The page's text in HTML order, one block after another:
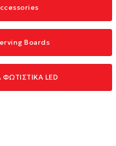
Boards
ΦΩΤΙΣΤΙΚΑ LED